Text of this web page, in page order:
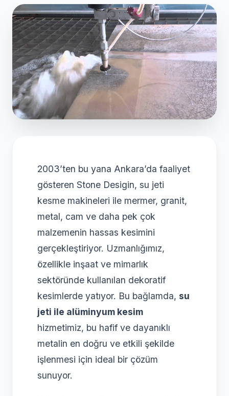
2003’ten bu yana Ankara’da faaliyet
gösteren Stone Desigin, su jeti
kesme makineleri ile mermer, granit,
metal, cam ve daha pek çok
malzemenin hassas kesimini
gerçekleştiriyor. Uzmanlığımız,
özellikle inşaat ve mimarlık
sektöründe kullanılan dekoratif
kesimlerde yatıyor. Bu bağlamda, su
jeti ile alüminyum kesim
hizmetimiz, bu hafif ve dayanıklı
metalin en doğru ve etkili şekilde
işlenmesi için ideal bir çözüm
sunuyor.